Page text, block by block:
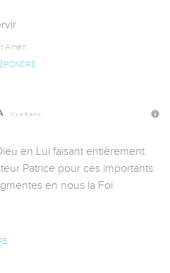
Amen
Il y a 6 ans
en Lui faisant entièrement
Patrice pour ces importants
en nous la Foi